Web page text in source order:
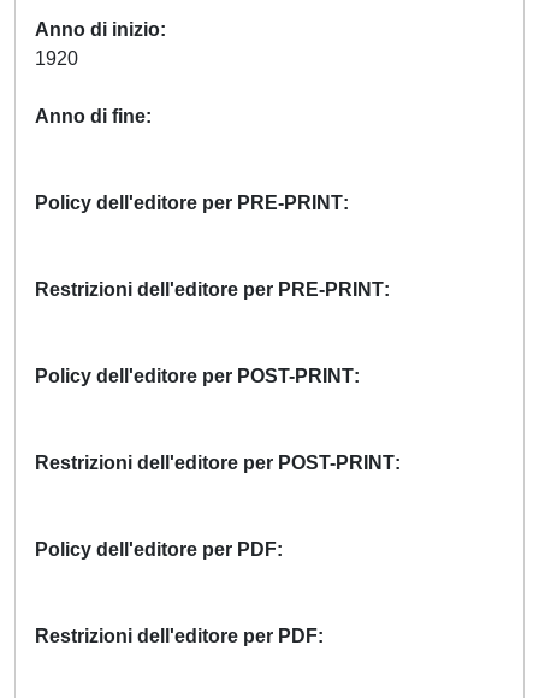
Anno di inizio
Anno di fine
Policy dell'editore per PRE-PRINT
Restrizioni dell'editore per PRE-PRINT
Policy dell'editore per POST-PRINT
Restrizioni dell'editore per POST-PRINT
Policy dell'editore per PDF
Restrizioni dell'editore per PDF